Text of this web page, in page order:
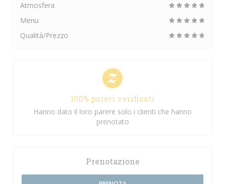
Atmosfera
Menu
Qualità/Prezzo
100% pareri verificati
Hanno dato il loro parere solo i clienti che hanno
prenotato
Prenotazione